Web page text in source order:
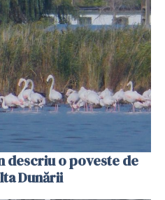
descriu o poveste de
Dunării